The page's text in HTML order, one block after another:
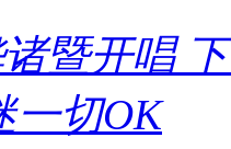
暨开唱
一切OK